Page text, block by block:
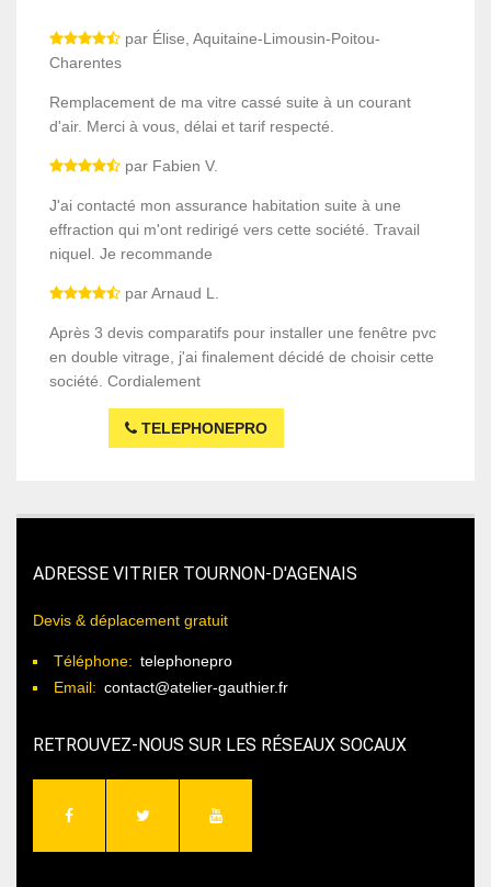
par Élise, Aquitaine-Limousin-Poitou-
Charentes
Remplacement de ma vitre cassé suite à un courant
d'air. Merci à vous, délai et tarif respecté.
par Fabien V.
J'ai contacté mon assurance habitation suite à une
effraction qui m'ont redirigé vers cette société. Travail
niquel. Je recommande
par Arnaud L.
Après 3 devis comparatifs pour installer une fenêtre pvc
en double vitrage, j'ai finalement décidé de choisir cette
société. Cordialement
TELEPHONEPRO
ADRESSE VITRIER TOURNON-D'AGENAIS
Devis & déplacement gratuit
Téléphone: telephonepro
Email: contact@atelier-gauthier.fr
RETROUVEZ-NOUS SUR LES RÉSEAUX SOCAUX